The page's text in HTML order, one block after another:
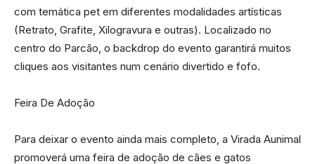
com temática pet em diferentes modalidades artísticas
(Retrato, Grafite, Xilogravura e outras). Localizado no
centro do Parcão, o backdrop do evento garantirá muitos
cliques aos visitantes num cenário divertido e fofo.
Feira De Adoção
Para deixar o evento ainda mais completo, a Virada Aunimal
promoverá uma feira de adoção de cães e gatos